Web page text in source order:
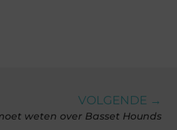
VOLGENDE →
weten over Basset Hounds